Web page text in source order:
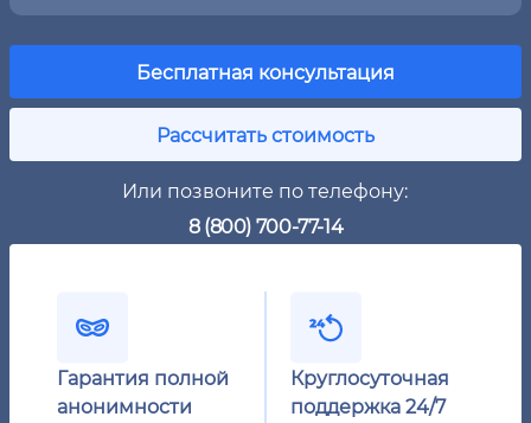
Бесплатная консультация
Рассчитать стоимость
Или позвоните по телефону:
8 (800) 700-77-14
Гарантия полной
анонимности
Круглосуточная
поддержка 24/7